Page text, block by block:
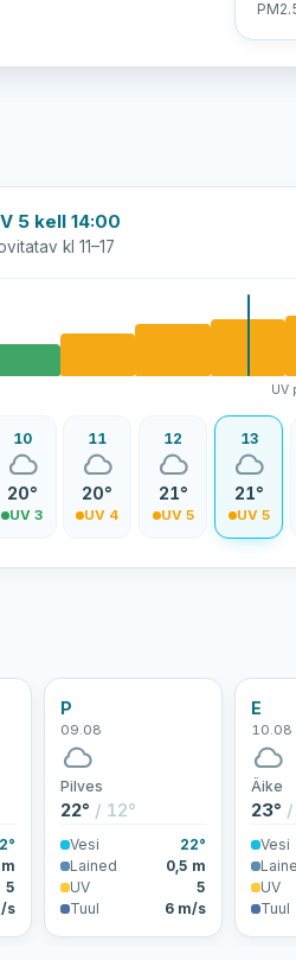
5 kell 14:00
kl 11–17
UV
10
20°
UV 3
11
20°
UV 4
12
21°
UV 5
13
21°
UV 5
5
s
P
09.08
Pilves
22° / 12°
Vesi
22°
Lained
0,5 m
UV
5
Tuul
6 m/s
E
10.08
Äike
23°
Vesi
UV
Tuul